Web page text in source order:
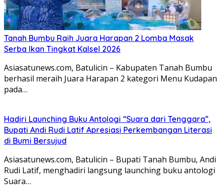
Tanah Bumbu Raih Juara Harapan 2 Lomba Masak
Serba Ikan Tingkat Kalsel 2026
Asiasatunews.com, Batulicin – Kabupaten Tanah Bumbu
berhasil meraih Juara Harapan 2 kategori Menu Kudapan
pada…
Hadiri Launching Buku Antologi “Suara dari Tenggara”,
Bupati Andi Rudi Latif Apresiasi Perkembangan Literasi
di Bumi Bersujud
Asiasatunews.com, Batulicin – Bupati Tanah Bumbu, Andi
Rudi Latif, menghadiri langsung launching buku antologi
Suara…